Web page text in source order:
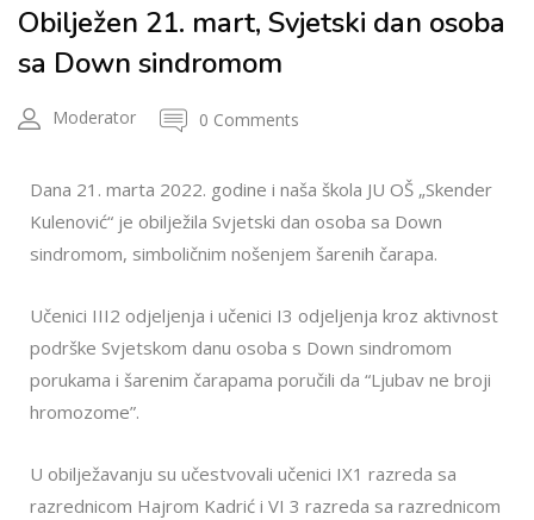
Obilježen 21. mart, Svjetski dan osoba
sa Down sindromom
Moderator 0 Comments
Dana 21. marta 2022. godine i naša škola JU OŠ „Skender
Kulenović“ je obilježila Svjetski dan osoba sa Down
sindromom, simboličnim nošenjem šarenih čarapa.
Učenici III2 odjeljenja i učenici I3 odjeljenja kroz aktivnost
podrške Svjetskom danu osoba s Down sindromom
porukama i šarenim čarapama poručili da “Ljubav ne broji
hromozome”.
U obilježavanju su učestvovali učenici IX1 razreda sa
razrednicom Hajrom Kadrić i VI 3 razreda sa razrednicom